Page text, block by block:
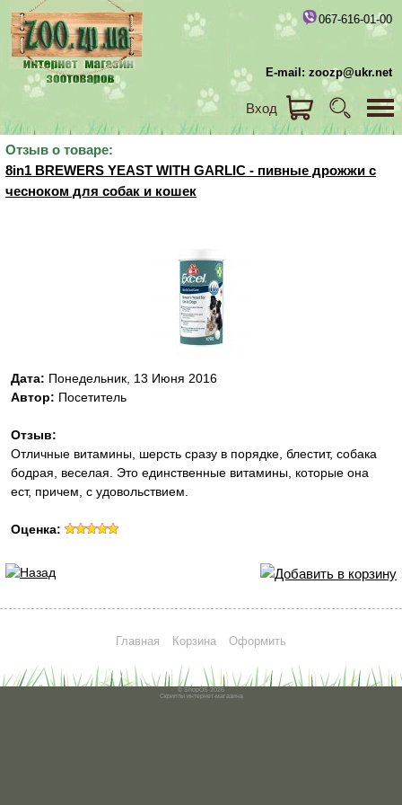
067-616-01-00
E-mail: zoozp@ukr.net
Вход
Отзыв о товаре:
8in1 BREWERS YEAST WITH GARLIC - пивные дрожжи с
чесноком для собак и кошек
Дата: Понедельник, 13 Июня 2016
Автор: Посетитель
Отзыв:
Отличные витамины, шерсть сразу в порядке, блестит, собака
бодрая, веселая. Это единственные витамины, которые она
ест, причем, с удовольствием.
Оценка:
Главная Корзина Оформить
© ShopOS 2026
Скрипты интернет-магазина